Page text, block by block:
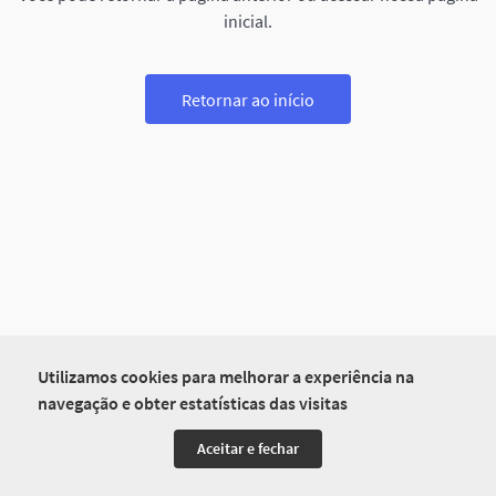
Utilizamos cookies para melhorar a experiência na
navegação e obter estatísticas das visitas
Aceitar e fechar
inicial.
Retornar ao início